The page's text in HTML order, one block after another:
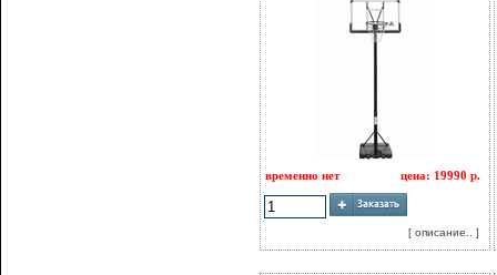
временно нет цена: 19990 р.
[ описание.. ]